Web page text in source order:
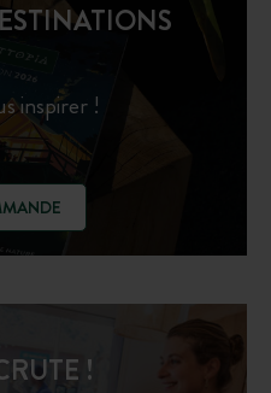
inspirer !
!